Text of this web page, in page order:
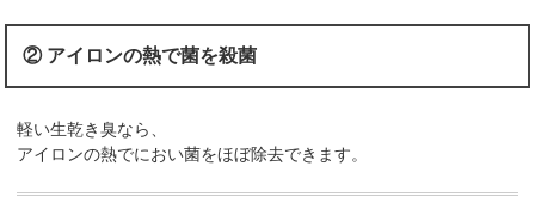
② アイロンの熱で菌を殺菌
軽い生乾き臭なら、
アイロンの熱でにおい菌をほぼ除去できます。